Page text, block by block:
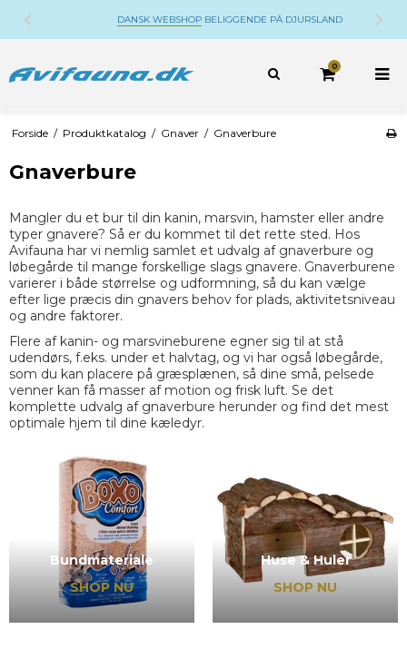
DANSK WEBSHOPBELIGGENDE PÅ DJURSLAND
0
Forside / Produktkatalog / Gnaver / Gnaverbure
Gnaverbure
Mangler du et bur til din kanin, marsvin, hamster eller andre
typer gnavere? Så er du kommet til det rette sted. Hos
Avifauna har vi nemlig samlet et udvalg af gnaverbure og
løbegårde til mange forskellige slags gnavere. Gnaverburene
varierer i både størrelse og udformning, så du kan vælge
efter lige præcis din gnavers behov for plads, aktivitetsniveau
og andre faktorer.
Flere af kanin- og marsvineburene egner sig til at stå
udendørs, f.eks. under et halvtag, og vi har også løbegårde,
som du kan placere på græsplænen, så dine små, pelsede
venner kan få masser af motion og frisk luft. Se det
komplette udvalg af gnaverbure herunder og find det mest
optimale hjem til dine kæledyr.
Bundmateriale
SHOP NU
Huse & Huler
SHOP NU